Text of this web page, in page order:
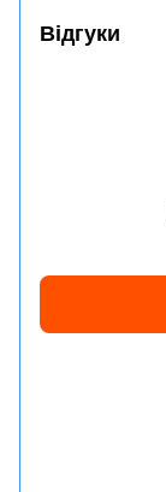
Відгуки